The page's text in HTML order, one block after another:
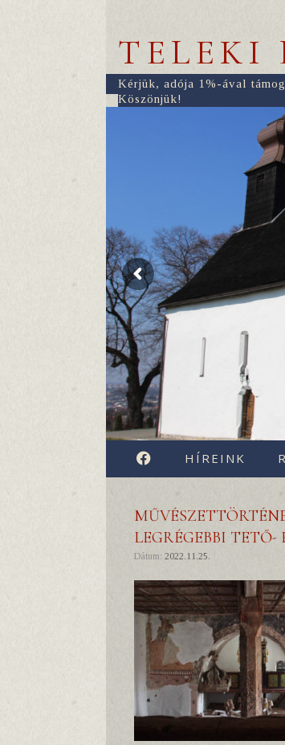
TELEKI
Kérjük, adója 1%-ával
Köszönjük!
FACEBOOK
HÍREINK
LEGRÉGEBBI TETŐ-
Dátum: 2022.11.25.